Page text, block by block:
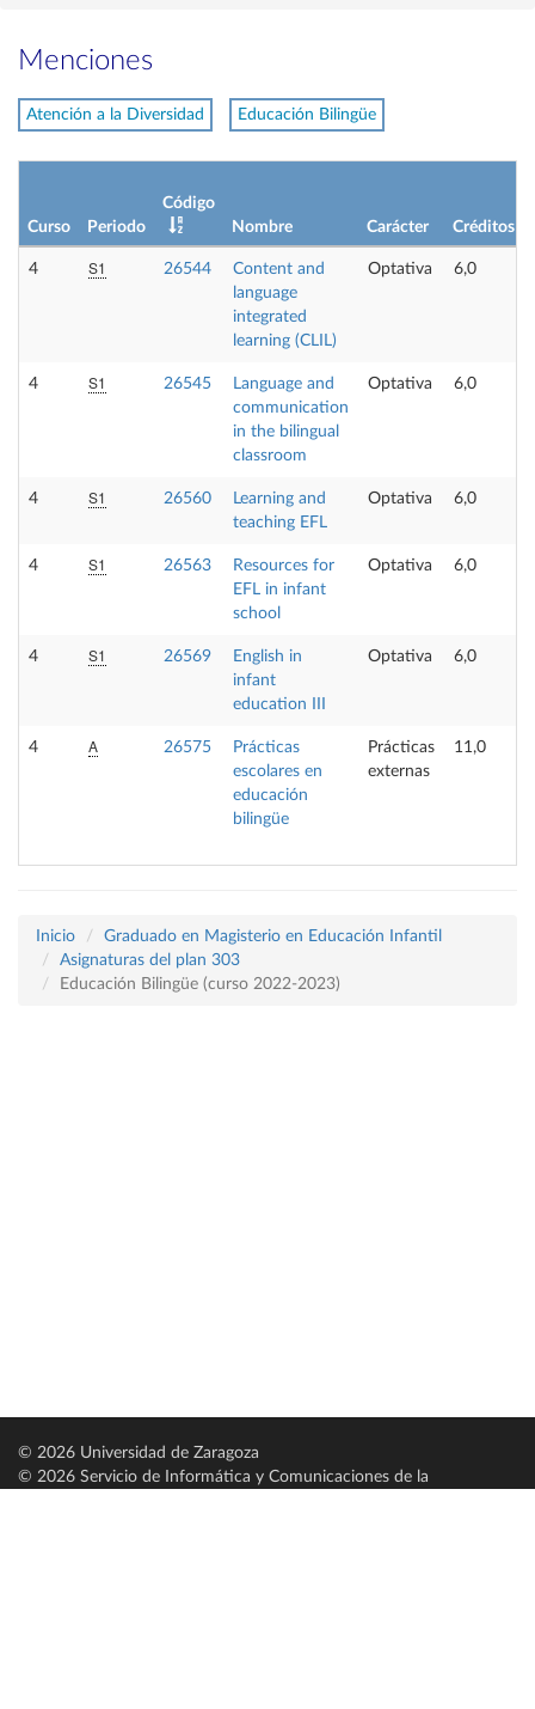
Menciones
Atención a la Diversidad Educación Bilingüe
Curso Periodo
Código
Nombre
Carácter Créditos
4 S1 26544
Content and
language
integrated
learning (CLIL)
Optativa 6,0
4 S1 26545
Language and
communication
in the bilingual
classroom
Optativa 6,0
4 S1 26560
Learning and
teaching EFL
Optativa 6,0
4 S1 26563
Resources for
EFL in infant
school
Optativa 6,0
4 S1 26569
English in
infant
education III
Optativa 6,0
4 A 26575
Prácticas
escolares en
educación
bilingüe
Prácticas
externas
11,0
Inicio
Graduado en Magisterio en Educación Infantil
Asignaturas del plan 303
Educación Bilingüe (curso 2022-2023)
© 2026 Universidad de Zaragoza
© 2026 Servicio de Informática y Comunicaciones de la